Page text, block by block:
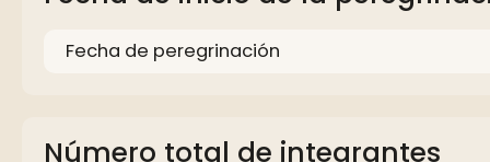
Número total de integrantes